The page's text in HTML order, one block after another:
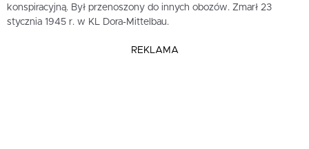
konspiracyjną. Był przenoszony do innych obozów. Zmarł 23
stycznia 1945 r. w KL Dora-Mittelbau.
REKLAMA